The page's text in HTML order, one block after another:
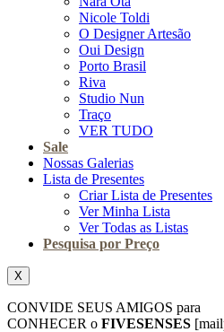
Nicole Toldi
O Designer Artesão
Oui Design
Porto Brasil
Riva
Studio Nun
Traço
VER TUDO
Sale
Nossas Galerias
Lista de Presentes
Criar Lista de Presentes
Ver Minha Lista
Ver Todas as Listas
Pesquisa por Preço
X
CONVIDE SEUS AMIGOS para
CONHECER o FIVESENSES